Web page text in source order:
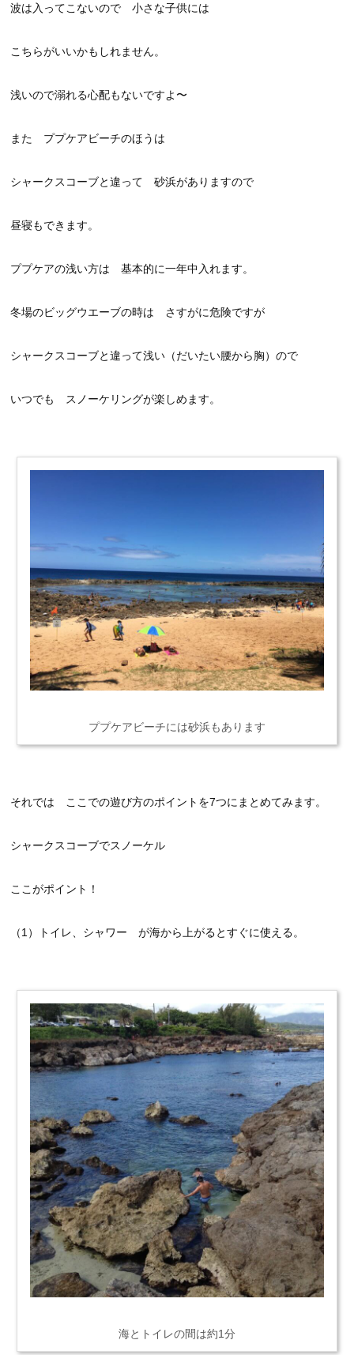
波は入ってこないので 小さな子供には
こちらがいいかもしれません。
浅いので溺れる心配もないですよ〜
また ププケアビーチのほうは
シャークスコーブと違って 砂浜がありますので
昼寝もできます。
ププケアの浅い方は 基本的に一年中入れます。
冬場のビッグウエーブの時は さすがに危険ですが
シャークスコーブと違って浅い（だいたい腰から胸）ので
いつでも スノーケリングが楽しめます。
ププケアビーチには砂浜もあります
それでは ここでの遊び方のポイントを7つにまとめてみます。
シャークスコーブでスノーケル
ここがポイント！
（1）トイレ、シャワー が海から上がるとすぐに使える。
海とトイレの間は約1分